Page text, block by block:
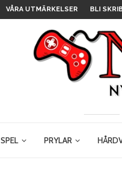
VÅRA UTMÄRKELSER BLI
SPEL PRYLAR